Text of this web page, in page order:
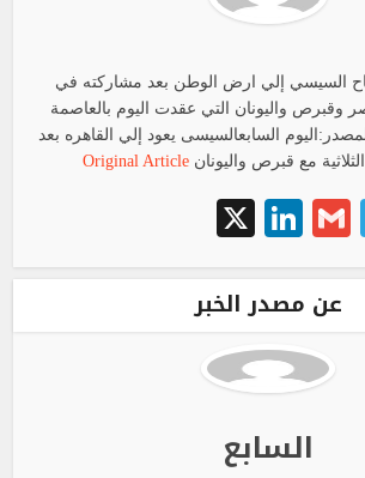
السيسي إلي ارض الوطن بعد مشاركته في
مصر وقبرص واليونان التي عقدت اليوم بالعاصمة
السابعالسيسى يعود إلي القاهره بعد
مع قبرص واليونانOriginal Article
Telegram
Gmail
LinkedIn
عن مصدر الخبر
السابع